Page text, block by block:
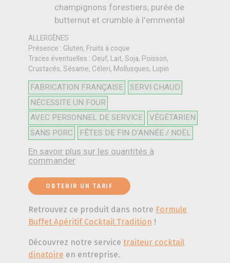
champignons forestiers, purée de
butternut et crumble à l'emmental
ALLERGÈNES
Présence : Gluten, Fruits à coque
Traces éventuelles : Oeuf, Lait, Soja, Poisson,
Crustacés, Sésame, Céleri, Mollusques, Lupin
FABRICATION FRANÇAISE
SERVI CHAUD
NÉCESSITE UN FOUR
AVEC PERSONNEL DE SERVICE
VÉGÉTARIEN
SANS PORC
FÊTES DE FIN D'ANNÉE / NOËL
En savoir plus sur les quantités à
commander
OBTENIR UN TARIF
Retrouvez ce produit dans notre Formule
Buffet Apéritif Cocktail Tradition !
Découvrez notre service traiteur cocktail
dinatoire en entreprise.